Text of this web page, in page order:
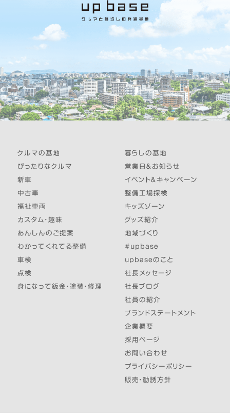
クルマの基地
ぴったりなクルマ
新車
中古車
福祉車両
カスタム・趣味
あんしんのご提案
わかってくれてる整備
車検
点検
身になって鈑金・塗装・修理
暮らしの基地
営業日＆お知らせ
イベント＆キャンペーン
整備工場探検
キッズゾーン
グッズ紹介
地域づくり
#upbase
upbaseのこと
社長メッセージ
社長ブログ
社員の紹介
ブランドステートメント
企業概要
採用ページ
お問い合わせ
プライバシーポリシー
販売・勧誘方針